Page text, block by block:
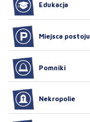
Edukacja
Miejsca postoju
Pomniki
Nekropolie